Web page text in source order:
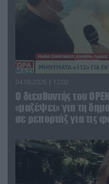
04.08.2026 | 12:02
O διευθυντής του
«μαζέψει» για τη
σε ρεπορτάζ για τις